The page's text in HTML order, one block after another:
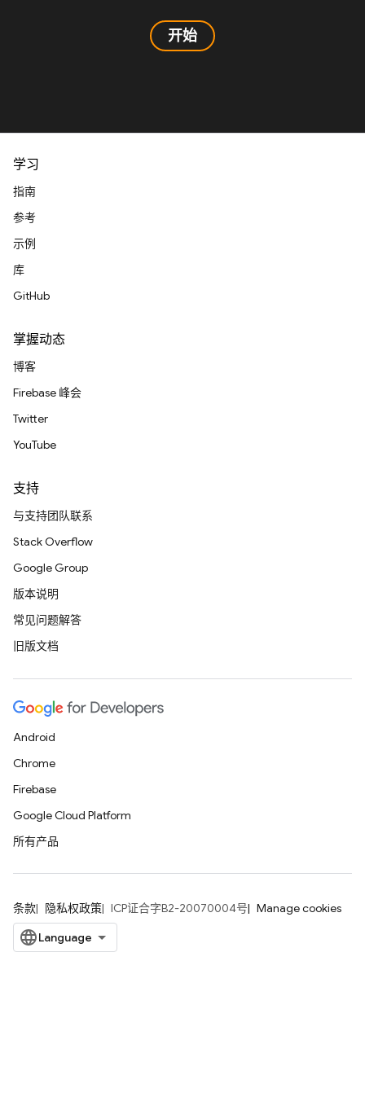
开始
学习
指南
参考
示例
库
GitHub
掌握动态
博客
Firebase 峰会
Twitter
YouTube
支持
与支持团队联系
Stack Overflow
Google Group
版本说明
常见问题解答
旧版文档
Android
Chrome
Firebase
Google Cloud Platform
所有产品
条款 隐私权政策 ICP证合字B2-20070004号 Manage cookies